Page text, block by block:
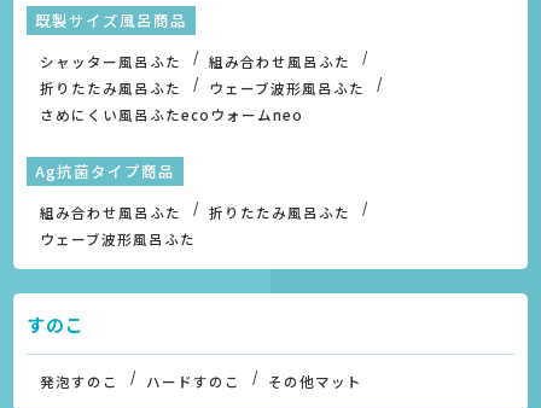
既製サイズ風呂商品
シャッター風呂ふた
組み合わせ風呂ふた
折りたたみ風呂ふた
ウェーブ波形風呂ふた
さめにくい風呂ふたecoウォームneo
Ag抗菌タイプ商品
組み合わせ風呂ふた
折りたたみ風呂ふた
ウェーブ波形風呂ふた
すのこ
発泡すのこ ハードすのこ その他マット